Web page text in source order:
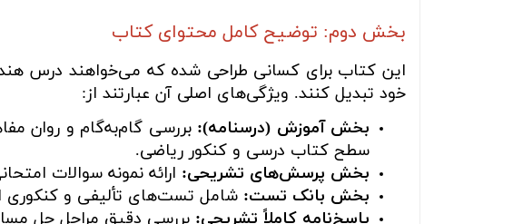
بخش دوم: توضیح کامل محتوای کتاب
این کتاب برای کسانی طراحی شده که می‌خواهند درس
خود تبدیل کنند. ویژگی‌های اصلی آن عبارتند از:
بخش آموزش (درسنامه): بررسی گام‌به‌گام و روان
سطح کتاب درسی و کنکور ریاضی.
بخش پرسش‌های تشریحی: ارائه نمونه سوالات
بخش بانک تست: شامل تست‌های تألیفی و کنکوری
پاسخ‌نامه کاملاً تشریحی: بررسی دقیق مراحل حل